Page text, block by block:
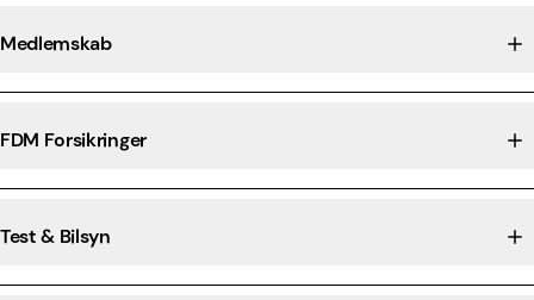
Medlemskab
FDM Forsikringer
Test & Bilsyn